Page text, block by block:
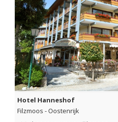
Hotel Hanneshof
Filzmoos -Oostenrijk